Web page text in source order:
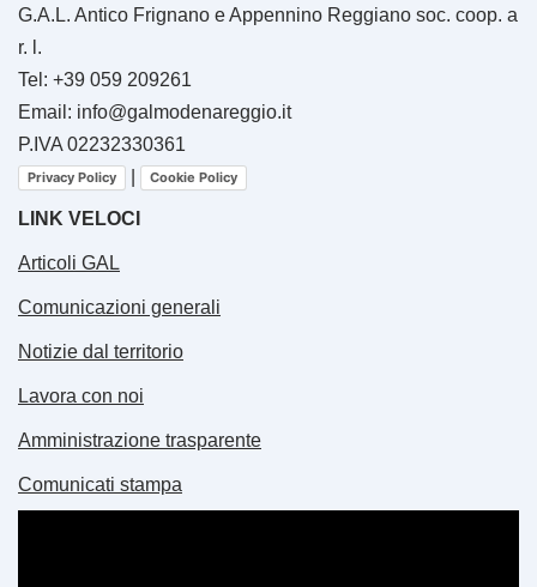
G.A.L. Antico Frignano e Appennino Reggiano soc. coop. a
r. l.
Tel: +39 059 209261
Email: info@galmodenareggio.it
P.IVA 02232330361
Privacy Policy Cookie Policy
LINK VELOCI
Articoli GAL
Comunicazioni generali
Notizie dal territorio
Lavora con noi
Amministrazione trasparente
Comunicati stampa